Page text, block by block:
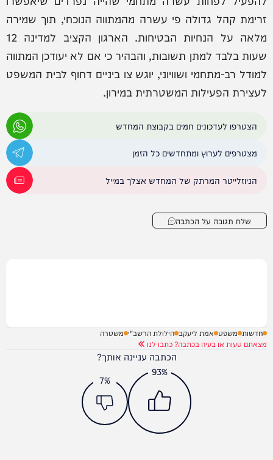
זרימת קהל גדולה פי עשרה מהמתווה הנוכחי, תוך שמירה
מלאה על הנחיות הבטיחות. הארגון הקציב למדינה 12
שעות בלבד למתן תשובות, והבהיר כי אם לא יעודכן המתווה
למודל רב-מתחמי ושוויוני, יוגש צו ביניים דחוף לבית המשפט
לעצירת הפעילות המשטרתית במירון.
הצטרפו לעדכונים חמים בקבוצת המחדש
מצטרפים לערוץ ומתחדשים כל הזמן
הניוזלייטר המרתק של המחדש אצלך במייל
שלח תגובה על הכתבה
חדשות משפט אמת ליעקב הילולת הרשב"י משטרה
מצאתם טעות או בעיה בכתבה? כתבו לנו
הכתבה עניינה אותך?
93%
7%